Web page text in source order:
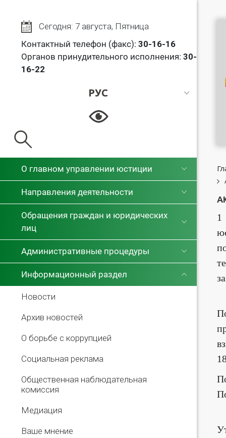
Сегодня: 7 августа, Пятница
Контактный телефон (факс): 30-16-16
Органов принудительного исполнения: 30-
16-22
РУС
РУС
О главном управлении юстиции
Направления деятельности
Обращения граждан и юридических
лиц
Административные процедуры
Информационный раздел
Новости
Архив новостей
О борьбе с коррупцией
Социальная реклама
Общественная наблюдательная
комиссия
Медиация
Ваше мнение
1